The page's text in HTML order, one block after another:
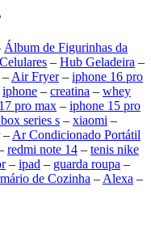
Álbum de Figurinhas da
– Hub Geladeira –
– Air Fryer– iphone 16 pro
iphone – creatina – whey
pro max – iphone 15 pro
series s – xiaomi –
– Ar Condicionado Portátil
redmi note 14 – tenis nike
– ipad – guarda roupa –
de Cozinha – Alexa –